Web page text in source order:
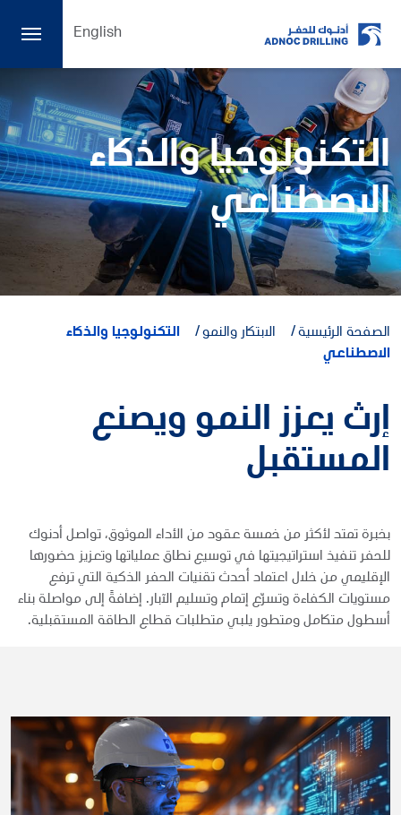
English
التكنولوجيا والذكاء
الاصطناعي
الصفحة الرئيسية الابتكار والنمو
التكنولوجيا والذكاء
الاصطناعي
إرث يعزز النمو ويصنع
المستقبل
بخبرة تمتد لأكثر من خمسة عقود من الأداء الموثوق، تواصل أدنوك
للحفر تنفيذ استراتيجيتها في توسيع نطاق عملياتها وتعزيز حضورها
الإقليمي من خلال اعتماد أحدث تقنيات الحفر الذكية التي ترفع
مستويات الكفاءة وتسرّع إتمام وتسليم الآبار. إضافةً إلى مواصلة بناء
أسطول متكامل ومتطور يلبي متطلبات قطاع الطاقة المستقبلية.